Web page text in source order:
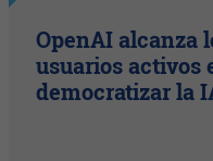
OpenAI alcanza
usuarios activos
democratizar la